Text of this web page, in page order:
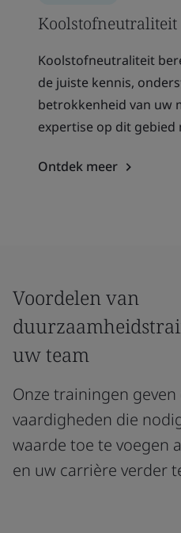
Koolstofneutraliteit
Koolstofneutraliteit
de juiste kennis,
betrokkenheid van uw
expertise op dit
Ontdek meer
Voordelen van
uw team
Onze trainingen geven
vaardigheden die
waarde toe te voegen
en uw carrière verder